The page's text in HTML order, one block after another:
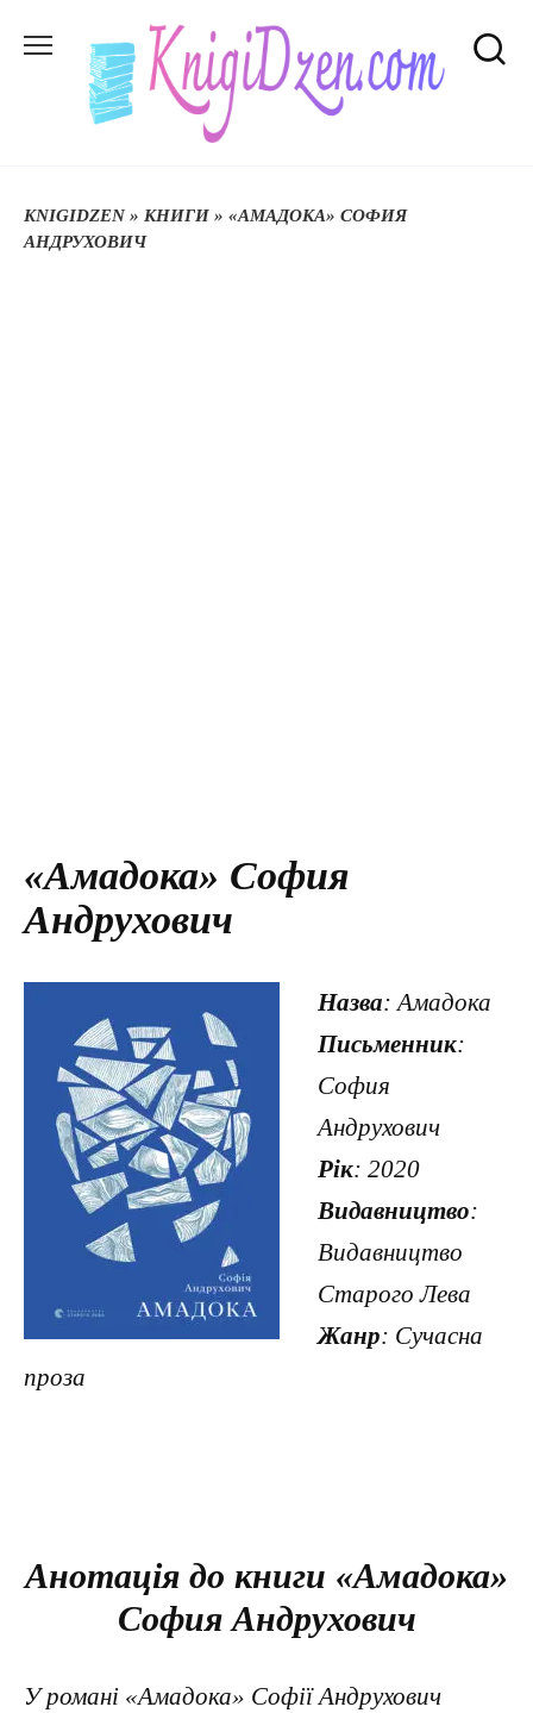
до
KNIGIDZEN» КНИГИ » «АМАДОКА» СОФИЯ
АНДРУХОВИЧ
«Амадока» София
Андрухович
Назва: Амадока
Письменник:
София
Андрухович
Рік: 2020
Видавництво:
Видавництво
Старого Лева
Жанр: Сучасна
проза
Анотація до книги «Амадока»
София Андрухович
У романі «Амадока» Софії Андрухович